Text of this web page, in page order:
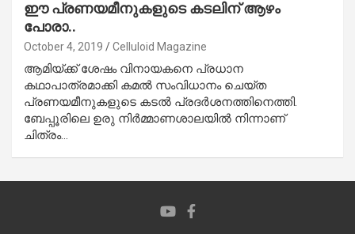
ഈ പ്രണയമീനുകളുടെ കടലിന് ആഴം
പോരാ..
October 4, 2019 Celluloid Magazine
ആമിയ്ക്ക് ശേഷം വിനായകനെ പ്രധാന
കഥാപാത്രമാക്കി കമല്‍ സംവിധാനം ചെയ്ത
പ്രണയമീനുകളുടെ കടല്‍ പ്രദര്‍ശനത്തിനെത്തി.
ബേപ്പൂരിലെ ഉരു നിര്‍മ്മാണശാലയില്‍ നിന്നാണ്
ചിത്രം…